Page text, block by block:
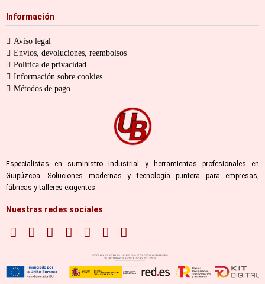
Información
Aviso legal
Envíos, devoluciones, reembolsos
Política de privacidad
Información sobre cookies
Métodos de pago
Especialistas en suministro industrial y herramientas profesionales en
Guipúzcoa. Soluciones modernas y tecnología puntera para empresas,
fábricas y talleres exigentes.
Nuestras redes sociales